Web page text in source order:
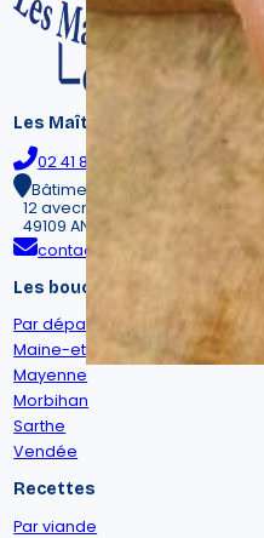
Les Maître Bouchers du
02 41 86 99 07
Bâtiment ATRIUM n°17.
12 avecnue Jean Joxe
49109 ANGERS CEDEX 02
contact@maitres-bouchers-
Les bouchers
Par département
Maine-et-Loire
Mayenne
Morbihan
Sarthe
Vendée
Recettes
Par viande